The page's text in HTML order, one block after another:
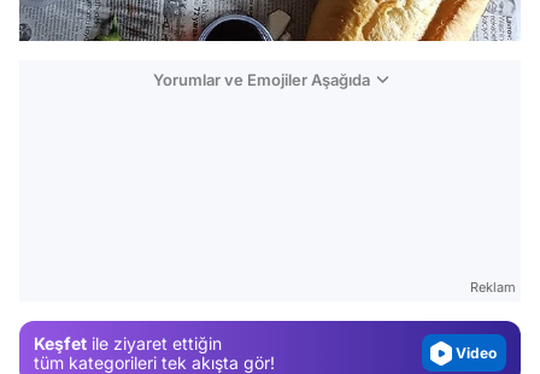
Yorumlar ve Emojiler Aşağıda
Reklam
Keşfet ile ziyaret ettiğin
tüm kategorileri tek akışta gör!
Test